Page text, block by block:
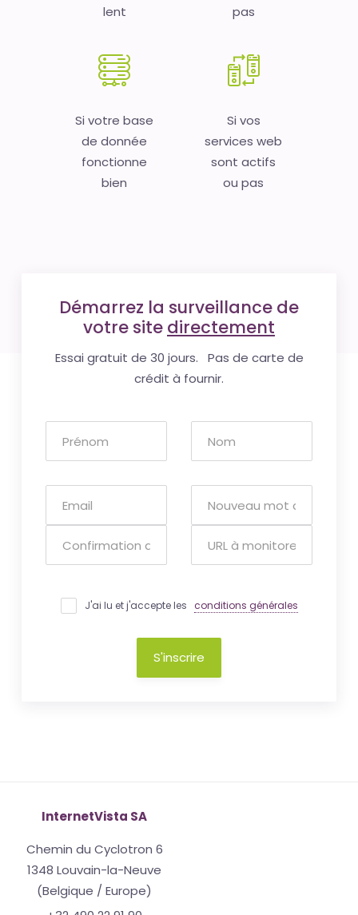
lent
pas
Si votre base
de donnée
fonctionne
bien
Si vos
services web
sont actifs
ou pas
Démarrez la surveillance de
votre site directement
Essai gratuit de 30 jours. Pas de carte de
crédit à fournir.
J'ai lu et j'accepte les conditions générales
S'inscrire
InternetVista SA
Chemin du Cyclotron 6
1348 Louvain-la-Neuve
(Belgique / Europe)